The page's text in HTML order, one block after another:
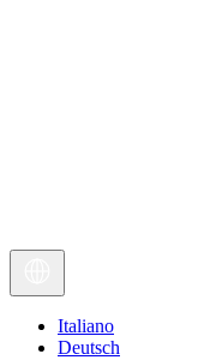
Italiano
Deutsch